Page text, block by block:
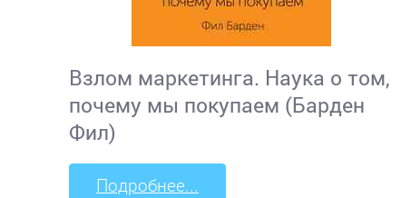
Взлом маркетинга. Наука о том,
почему мы покупаем (Барден
Фил)
Подробнее...